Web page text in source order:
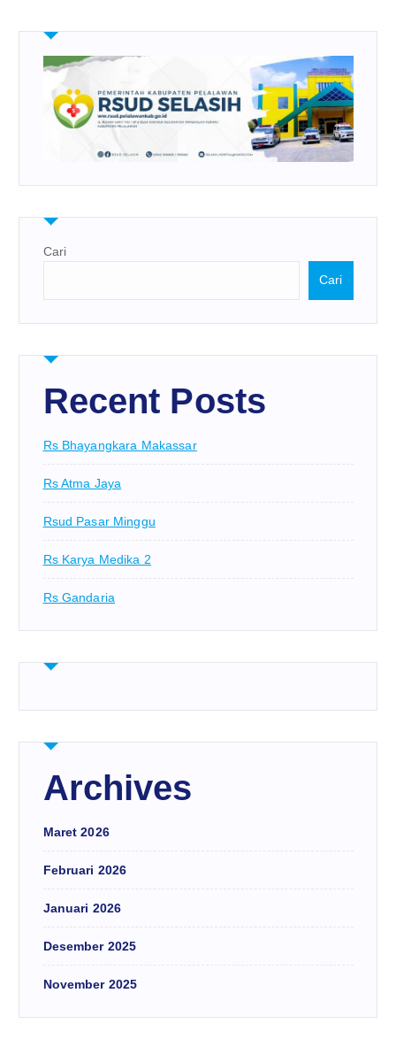
Cari
Cari
Recent Posts
Rs Bhayangkara Makassar
Rs Atma Jaya
Rsud Pasar Minggu
Rs Karya Medika 2
Rs Gandaria
Archives
Maret 2026
Februari 2026
Januari 2026
Desember 2025
November 2025